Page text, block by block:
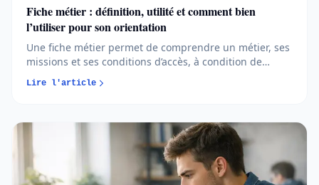
Fiche métier : définition, utilité et comment bien
l’utiliser pour son orientation
Une fiche métier permet de comprendre un métier, ses
missions et ses conditions d’accès, à condition de
savoir l’analyser avec recul. En apprenant à comparer
les sources et à croiser les informations, vous
Lire l'article